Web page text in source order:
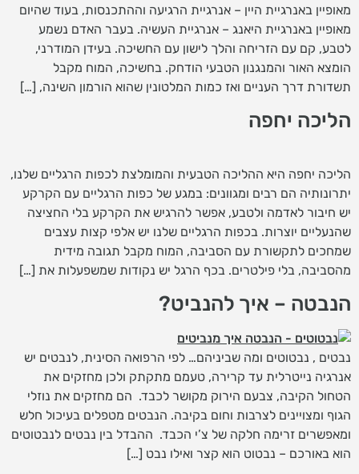
מאופיין באנרגיית היין – אנרגיית הרגיעה וההתכנסות, בעוד שהיום
מאופיין באנרגיית היאנג – אנרגיית העשיה. בעבר האדם נשמע
לטבע, קם עם הזריחה והלך לישון עם החשיכה. בעידן המודרני,
הומצא האור והמנגנון הטבעי הודחק. בחשיכה, המוח מקבל
תשדורת דרך העניים ואז כמות המלטונין שהוא הורמון השינה, […]
הליכה יחפה
הליכה יחפה היא ההליכה הטבעית והמומלצת לכפות הרגליים שלנו,
יתרונותיה הם רבים ומגוונים: במגע של כפות הרגליים עם הקרקע
יש חיבור לאדמה ולטבע, אפשר להרגיש את הקרקע בלי החציצה
שהנעליים יוצרות. בכפות הרגליים שלנו יש אלפי קצות עצבים
שמחכים לתקשורת עם הסביבה, המוח מקבל תגובה מידית
מהסביבה, בלי פילטרים. בכף הרגל יש נקודות שמשפעלות את […]
הנבטה – איך להנביט?
נבטים , נבטוטים ומה שביניהם… לפי הרפואה הסינית, לנבטים יש
אנרגיה נייטרלית עד קרירה, טעמם מתקתק ולכן מחזקים את
הטחול הקיבה, צבעם הירוק מקושר לכבד. הם מחזקים את נוזלי
הגוף ומצויינים לצרבות וחום בקיבה. הנבטים מטפלים בעיכול חלש
ומאפשרים זרימה חלקה של צ’י הכבד. ההבדל בין נבטים לנבטוטים
הוא באורכם – נבטוט הוא קצר ואילו נבט […]